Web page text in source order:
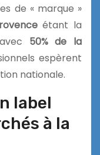
de « marque »
étant la
50% de la
espèrent
nationale.
label
à la